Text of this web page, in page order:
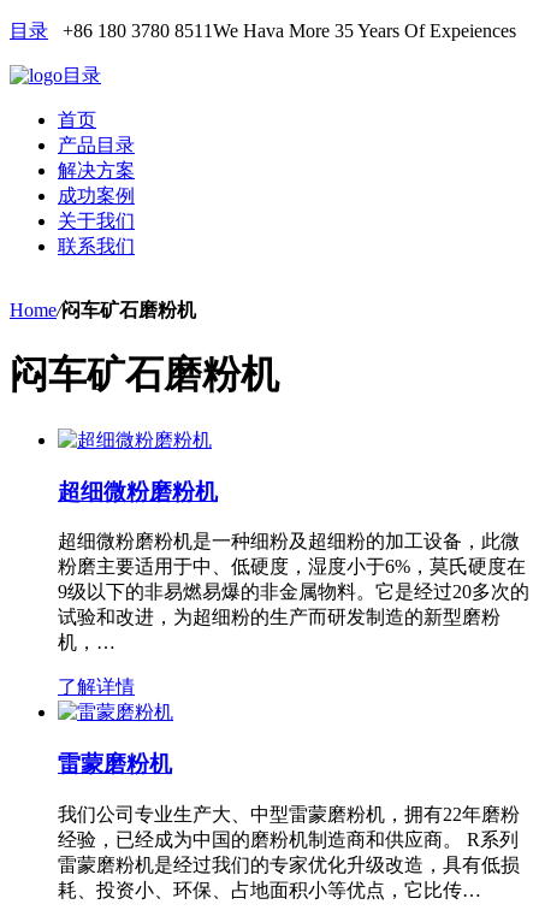
目录 +86 180 3780 8511We Hava More 35 Years Of Expeiences
目录
首页
产品目录
解决方案
成功案例
关于我们
联系我们
Home/闷车矿石磨粉机
闷车矿石磨粉机
超细微粉磨粉机
超细微粉磨粉机是一种细粉及超细粉的加工设备，此微
粉磨主要适用于中、低硬度，湿度小于6%，莫氏硬度在
9级以下的非易燃易爆的非金属物料。它是经过20多次的
试验和改进，为超细粉的生产而研发制造的新型磨粉
机，…
了解详情
雷蒙磨粉机
我们公司专业生产大、中型雷蒙磨粉机，拥有22年磨粉
经验，已经成为中国的磨粉机制造商和供应商。 R系列
雷蒙磨粉机是经过我们的专家优化升级改造，具有低损
耗、投资小、环保、占地面积小等优点，它比传…